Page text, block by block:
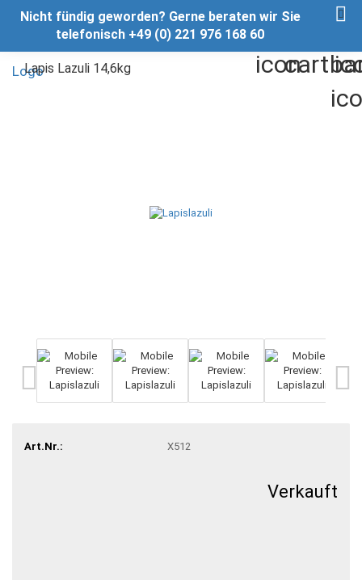
Nicht fündig geworden? Gerne beraten wir Sie
telefonisch +49 (0) 221 976 168 60
Lapis Lazuli 14,6kg
Art.Nr.: X512
Verkauft